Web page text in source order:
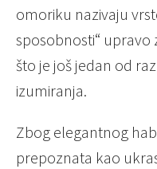
omoriku nazivaju
sposobnosti“
što je još jedan od
izumiranja.
Zbog elegantnog
prepoznata kao